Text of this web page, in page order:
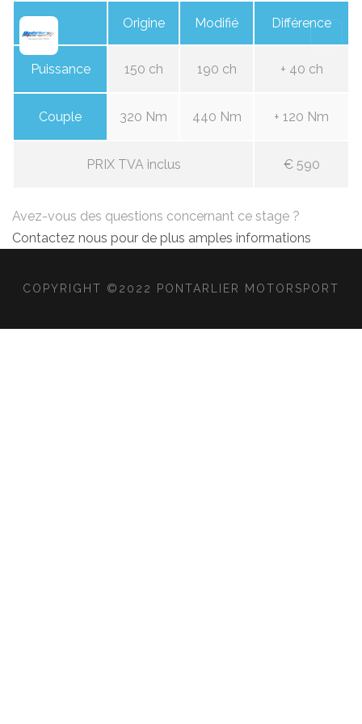
Origine Modifié Différence
Puissance 150 ch 190 ch + 40 ch
Couple 320 Nm 440 Nm + 120 Nm
PRIX TVA inclus € 590
Avez-vous des questions concernant ce stage ?
Contactez nous pour de plus amples informations
COPYRIGHT ©2022 PONTARLIER MOTORSPORT